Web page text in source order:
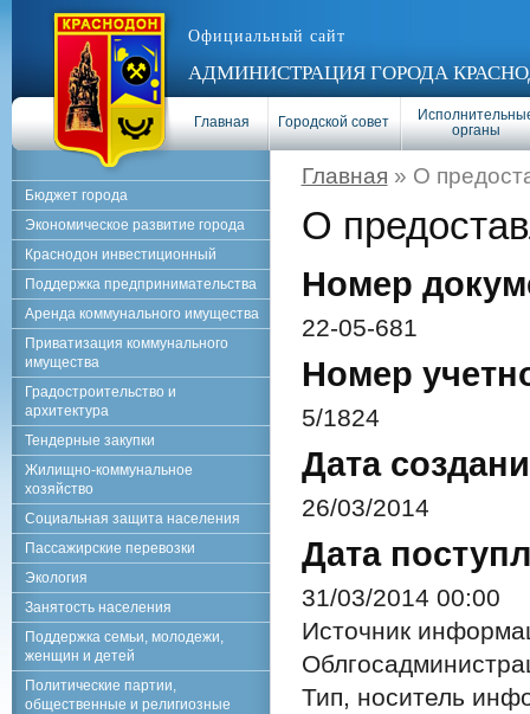
Официальный сайт
АДМИНИСТРАЦИЯ ГОРОДА
Главная Городской совет
органы
Главная » О
О
Номер
22-05-681
Номер
5/1824
Дата
26/03/2014
Дата
31/03/2014 00:00
Источник
Тип, носитель
Бюджет города
Экономическое развитие города
Краснодон инвестиционный
Поддержка предпринимательства
Аренда коммунального имущества
Приватизация коммунального
имущества
Градостроительство и
архитектура
Тендерные закупки
Жилищно-коммунальное
хозяйство
Социальная защита населения
Пассажирские перевозки
Экология
Занятость населения
Поддержка семьи, молодежи,
женщин и детей
Политические партии,
общественные и религиозные